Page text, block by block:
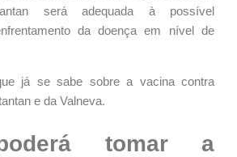
será adequada à possível
da doença em nível de
já se sabe sobre a vacina contra
e da Valneva.
tomar a